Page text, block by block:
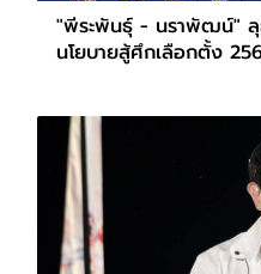
"พีระพันธุ์ - นราพัฒน์" ลุ
นโยบายสู้ศึกเลือกตั้ง